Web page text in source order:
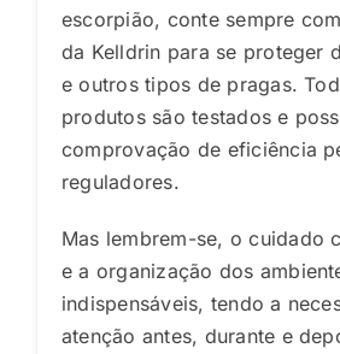
escorpião, conte sempre
da Kelldrin para se proteger
e outros tipos de pragas.
produtos são testados e
comprovação de eficiência
reguladores.
Mas lembrem-se, o cuidado
e a organização dos
indispensáveis, tendo a
atenção antes, durante e